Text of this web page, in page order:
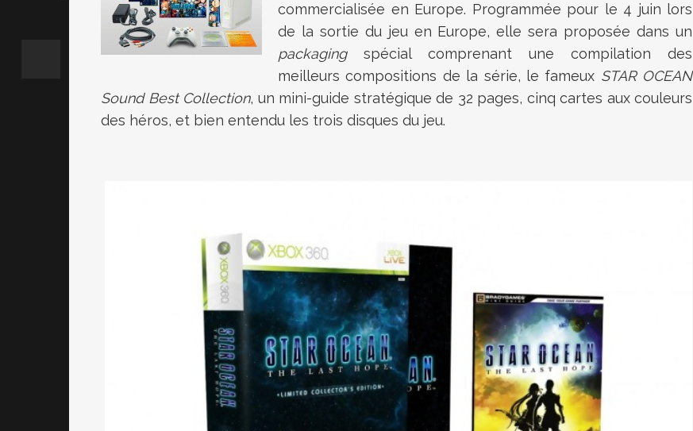
commercialisée en Europe. Programmée pour le 4 juin lors
de la sortie du jeu en Europe, elle sera proposée dans un
packaging spécial comprenant une compilation des
meilleurs compositions de la série, le fameux STAR OCEAN
Sound Best Collection, un mini-guide stratégique de 32 pages, cinq cartes aux couleurs
des héros, et bien entendu les trois disques du jeu.